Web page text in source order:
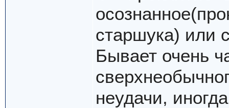
старшука) или
Бывает очень
неудачи,